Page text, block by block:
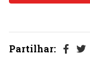
Partilhar: